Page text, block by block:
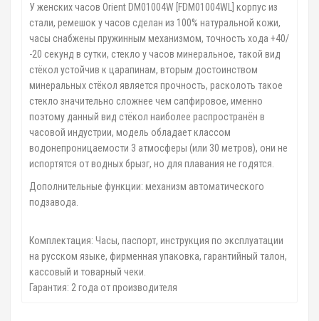
У женских часов Orient DM01004W [FDM01004WL] корпус из
стали, ремешок у часов сделан из 100% натуральной кожи,
часы снабжены пружинным механизмом, точность хода +40/
-20 секунд в сутки, стекло у часов минеральное, такой вид
стёкол устойчив к царапинам, вторым достоинством
минеральных стёкол является прочность, расколоть такое
стекло значительно сложнее чем сапфировое, именно
поэтому данный вид стёкол наиболее распространён в
часовой индустрии, модель обладает классом
водонепроницаемости 3 атмосферы (или 30 метров), они не
испортятся от водных брызг, но для плавания не годятся.
Дополнительные функции: механизм автоматического
подзавода.
Комплектация: Часы, паспорт, инструкция по эксплуатации
на русском языке, фирменная упаковка, гарантийный талон,
кассовый и товарный чеки.
Гарантия: 2 года от производителя